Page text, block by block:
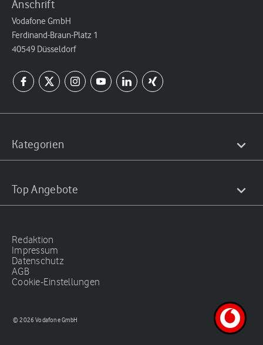
Anschrift
Vodafone GmbH
Ferdinand-Braun-Platz 1
40549 Düsseldorf
Kategorien
Top Angebote
Redaktion
Impressum
Datenschutz
AGB
Cookie-Einstellungen
© 2026 Vodafone GmbH